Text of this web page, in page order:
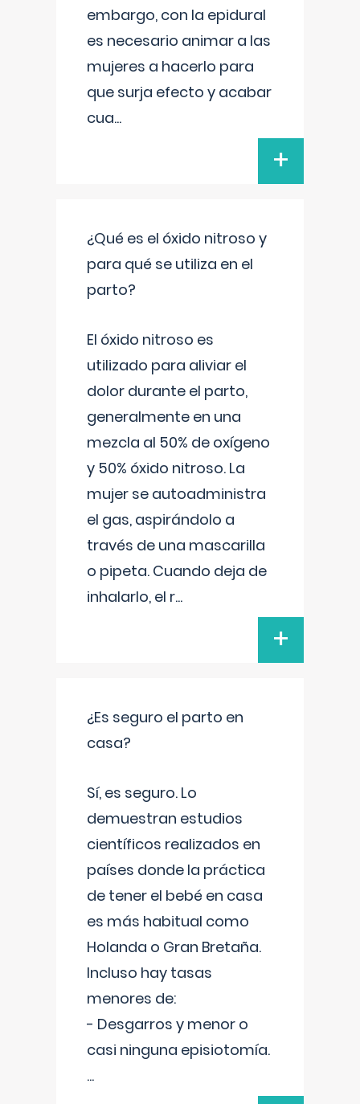
embargo, con la epidural
es necesario animar a las
mujeres a hacerlo para
que surja efecto y acabar
cua...
+
¿Qué es el óxido nitroso y
para qué se utiliza en el
parto?
El óxido nitroso es
utilizado para aliviar el
dolor durante el parto,
generalmente en una
mezcla al 50% de oxígeno
y 50% óxido nitroso. La
mujer se autoadministra
el gas, aspirándolo a
través de una mascarilla
o pipeta. Cuando deja de
inhalarlo, el r...
+
¿Es seguro el parto en
casa?
Sí, es seguro. Lo
demuestran estudios
científicos realizados en
países donde la práctica
de tener el bebé en casa
es más habitual como
Holanda o Gran Bretaña.
Incluso hay tasas
menores de:
- Desgarros y menor o
casi ninguna episiotomía.
...